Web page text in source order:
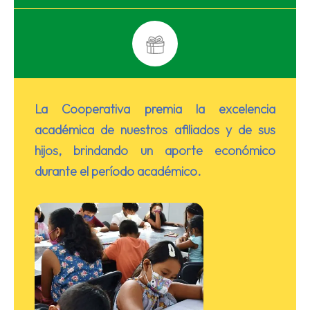
Excedentes Conforme a Patrocinio
Promociones
La Cooperativa premia la excelencia
académica de nuestros afiliados y de sus
hijos, brindando un aporte económico
durante el período académico.